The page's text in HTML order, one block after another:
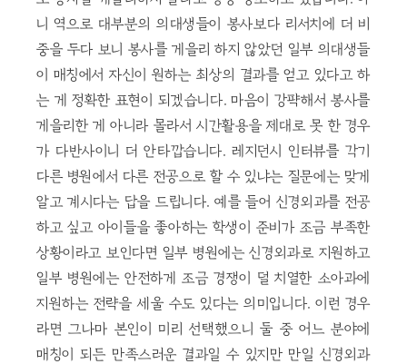
니 역으로 대부분의 의대생들이 봉사보다 리서치에 더 비
중을 두다 보니 봉사를 게을리 하지 않았던 일부 의대생들
이 매칭에서 자신이 원하는 최상의 결과를 얻고 있다고 하
는 게 정확한 표현이 되겠습니다. 마음이 강퍅해서 봉사를
게을리한 게 아니라 몰라서 시간활용을 제대로 못 한 경우
가 다반사이니 더 안타깝습니다. 레지던시 인터뷰를 각기
다른 병원에서 다른 전공으로 할 수 있냐는 질문에는 맞게
알고 계시다는 답을 드립니다. 예를 들어 신경외과를 전공
하고 싶고 아이들을 좋아하는 학생이 준비가 조금 부족한
상황이라고 보인다면 일부 병원에는 신경외과로 지원하고
일부 병원에는 안전하게 조금 경쟁이 덜 치열한 소아과에
지원하는 전략을 세울 수도 있다는 의미입니다. 이런 경우
라면 그나마 본인이 미리 선택했으니 둘 중 어느 분야에
매칭이 되든 만족스러운 결과일 수 있지만 만일 신경외과